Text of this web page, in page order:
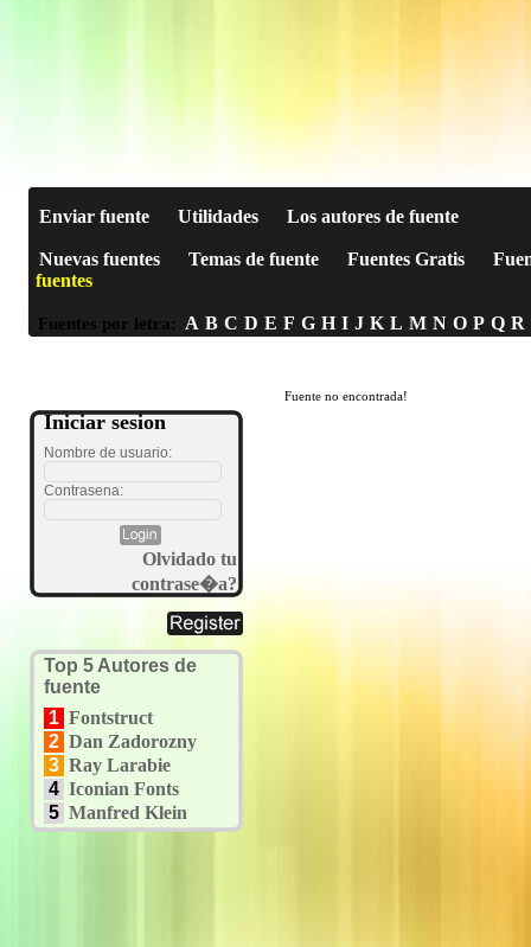
Enviar fuente Utilidades Los autores de fuente
Nuevas fuentes Temas de fuente Fuentes Gratis
fuentes
Fuentes por letra: A B C D E F G H I J K L M N O P Q R
Iniciar sesion
Nombre de usuario:
Contrasena:
Olvidado tu
contrase�a?
Top 5 Autores de
fuente
1 Fontstruct
2 Dan Zadorozny
3 Ray Larabie
4 Iconian Fonts
5 Manfred Klein
Fuente no encontrada!